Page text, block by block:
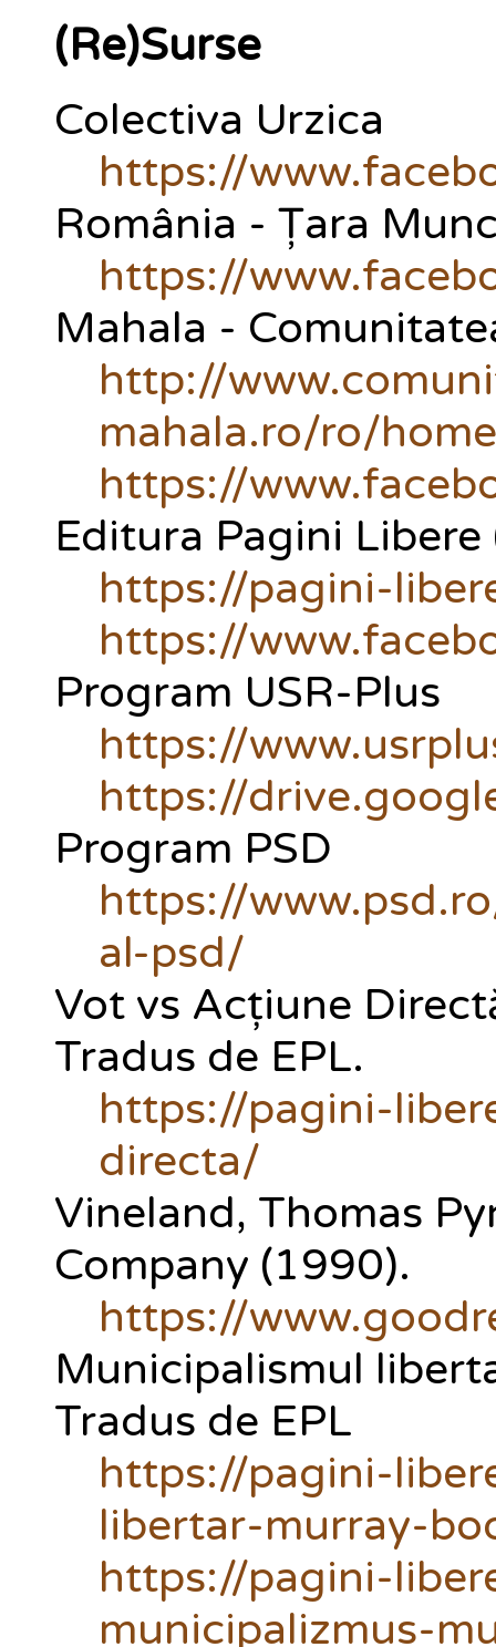
(Re)Surse
Colectiva Urzica
https://
România - Țara
https://
Mahala -
http://
mahala.ro/ro/
https://
Editura Pagini Libere
https://pagini-
https://
Program USR-Plus
https://
https://
Program PSD
https://
al-psd/
Vot vs Acțiune
Tradus de EPL.
https://pagini-
directa/
Vineland, Thomas
Company (1990).
https://
Municipalismul
Tradus de EPL
https://pagini-
libertar-murray-
https://pagini-
municipalizmus-